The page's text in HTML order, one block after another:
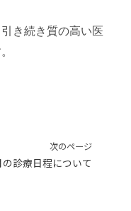
き続き質の高い医
次のページ
診療日程について